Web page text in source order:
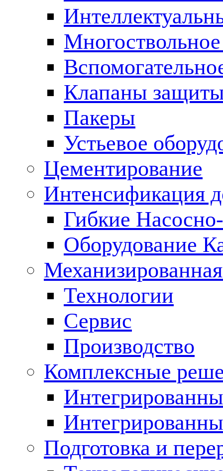
Клапаны
Пакеры
Устьевое
Цементирование
Интенсификация
Гибкие
Оборудование
Технологии
Сервис
Производство
Комплексные
Подготовка и